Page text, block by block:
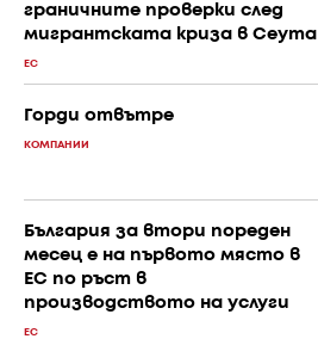
граничните проверки след
мигрантската криза в Сеута
ЕС
Горди отвътре
КОМПАНИИ
България за втори пореден
месец е на първото място в
ЕС по ръст в
производството на услуги
ЕС